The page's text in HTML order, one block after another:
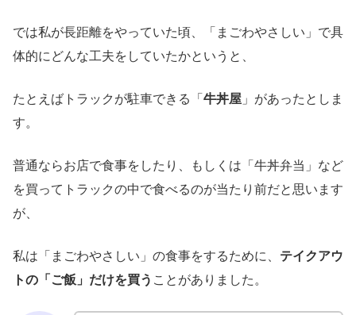
では私が長距離をやっていた頃、「まごわやさしい」で具
体的にどんな工夫をしていたかというと、
たとえばトラックが駐車できる「 牛丼屋 」があったとしま
す。
普通ならお店で食事をしたり、もしくは「牛丼弁当」など
を買ってトラックの中で食べるのが当たり前だと思います
が、
私は「まごわやさしい」の食事をするために、 テイクアウ
トの「ご飯」だけを買う ことがありました。